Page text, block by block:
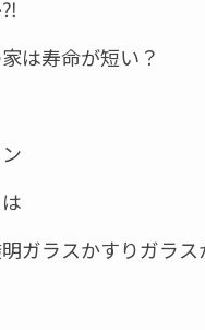
は寿命が短い？
ガラスかすりガラス